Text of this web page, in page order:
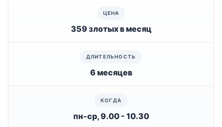
359 злотых в месяц
6 месяцев
пн-ср, 9.00 - 10.30